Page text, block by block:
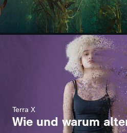
Terra X
Wie und warum